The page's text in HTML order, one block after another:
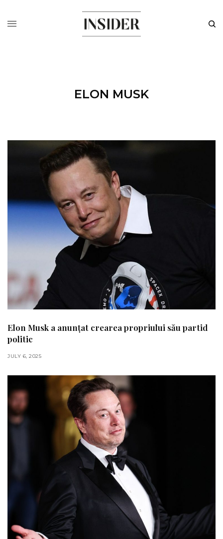
ELON MUSK
Elon Musk a anunțat crearea propriului său partid
politic
JULY 6, 2025